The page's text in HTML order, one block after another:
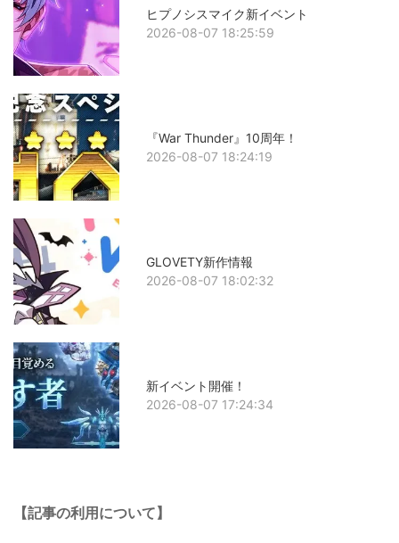
ヒプノシスマイク新イベント
2026-08-07 18:25:59
『War Thunder』10周年！
2026-08-07 18:24:19
GLOVETY新作情報
2026-08-07 18:02:32
新イベント開催！
2026-08-07 17:24:34
【記事の利用について】